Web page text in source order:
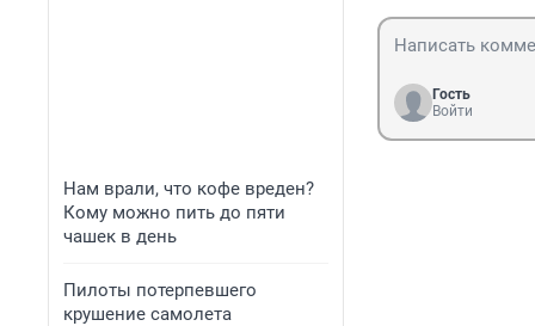
Нам врали, что кофе вреден?
Кому можно пить до пяти
чашек в день
Пилоты потерпевшего
крушение самолета
Гость
Войти